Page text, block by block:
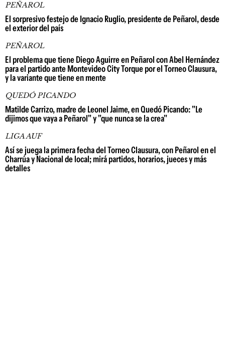
PEÑAROL
El sorpresivo festejo de Ignacio Ruglio, presidente de Peñarol, desde
el exterior del país
PEÑAROL
El problema que tiene Diego Aguirre en Peñarol con Abel Hernández
para el partido ante Montevideo City Torque por el Torneo Clausura,
y la variante que tiene en mente
QUEDÓ PICANDO
Matilde Carrizo, madre de Leonel Jaime, en Quedó Picando: "Le
dijimos que vaya a Peñarol" y "que nunca se la crea"
LIGA AUF
Así se juega la primera fecha del Torneo Clausura, con Peñarol en el
Charrúa y Nacional de local; mirá partidos, horarios, jueces y más
detalles